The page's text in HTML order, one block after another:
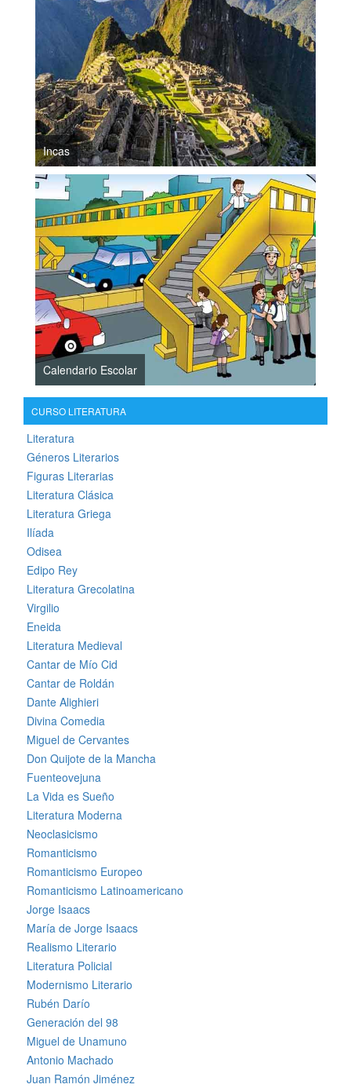
Incas
Calendario Escolar
CURSO LITERATURA
Literatura
Géneros Literarios
Figuras Literarias
Literatura Clásica
Literatura Griega
Ilíada
Odisea
Edipo Rey
Literatura Grecolatina
Virgilio
Eneida
Literatura Medieval
Cantar de Mío Cid
Cantar de Roldán
Dante Alighieri
Divina Comedia
Miguel de Cervantes
Don Quijote de la Mancha
Fuenteovejuna
La Vida es Sueño
Literatura Moderna
Neoclasicismo
Romanticismo
Romanticismo Europeo
Romanticismo Latinoamericano
Jorge Isaacs
María de Jorge Isaacs
Realismo Literario
Literatura Policial
Modernismo Literario
Rubén Darío
Generación del 98
Miguel de Unamuno
Antonio Machado
Juan Ramón Jiménez